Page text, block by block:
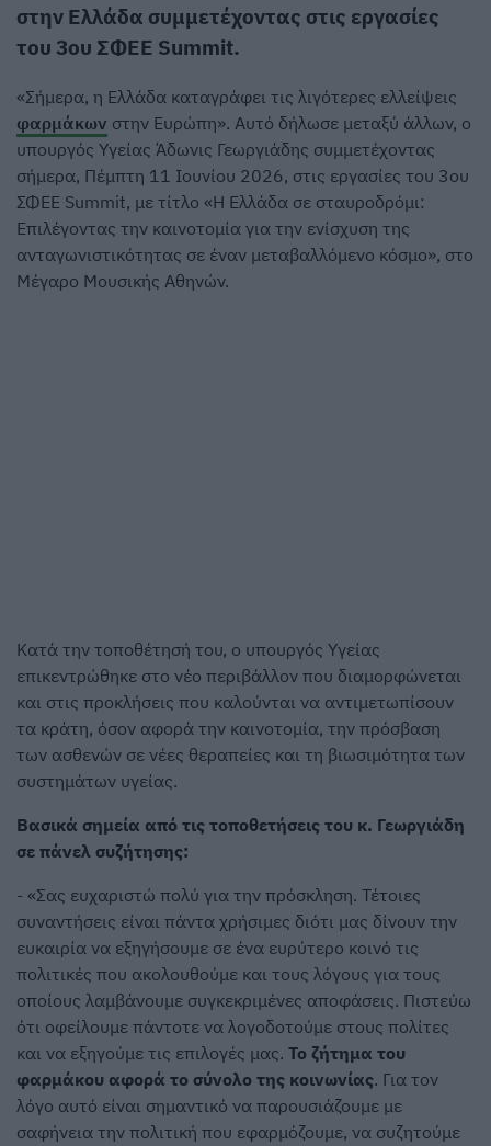
στην Ελλάδα συμμετέχοντας στις εργασίες
του 3ου ΣΦΕΕ Summit.
«Σήμερα, η Ελλάδα καταγράφει τις λιγότερες ελλείψεις
φαρμάκων στην Ευρώπη». Αυτό δήλωσε μεταξύ άλλων, ο
υπουργός Υγείας Άδωνις Γεωργιάδης συμμετέχοντας
σήμερα, Πέμπτη 11 Ιουνίου 2026, στις εργασίες του 3ου
ΣΦΕΕ Summit, με τίτλο «Η Ελλάδα σε σταυροδρόμι:
Επιλέγοντας την καινοτομία για την ενίσχυση της
ανταγωνιστικότητας σε έναν μεταβαλλόμενο κόσμο», στο
Μέγαρο Μουσικής Αθηνών.
Κατά την τοποθέτησή του, ο υπουργός Υγείας
επικεντρώθηκε στο νέο περιβάλλον που διαμορφώνεται
και στις προκλήσεις που καλούνται να αντιμετωπίσουν
τα κράτη, όσον αφορά την καινοτομία, την πρόσβαση
των ασθενών σε νέες θεραπείες και τη βιωσιμότητα των
συστημάτων υγείας.
Βασικά σημεία από τις τοποθετήσεις του κ. Γεωργιάδη
σε πάνελ συζήτησης:
- «Σας ευχαριστώ πολύ για την πρόσκληση. Τέτοιες
συναντήσεις είναι πάντα χρήσιμες διότι μας δίνουν την
ευκαιρία να εξηγήσουμε σε ένα ευρύτερο κοινό τις
πολιτικές που ακολουθούμε και τους λόγους για τους
οποίους λαμβάνουμε συγκεκριμένες αποφάσεις. Πιστεύω
ότι οφείλουμε πάντοτε να λογοδοτούμε στους πολίτες
και να εξηγούμε τις επιλογές μας. Το ζήτημα του
φαρμάκου αφορά το σύνολο της κοινωνίας. Για τον
λόγο αυτό είναι σημαντικό να παρουσιάζουμε με
σαφήνεια την πολιτική που εφαρμόζουμε, να συζητούμε